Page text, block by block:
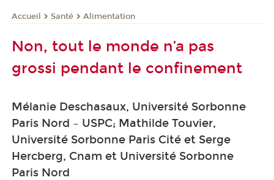
Accueil Santé Alimentation
Non, tout le monde n’a pas
grossi pendant le confinement
Mélanie Deschasaux, Université Sorbonne
Paris Nord – USPC; Mathilde Touvier,
Université Sorbonne Paris Cité et Serge
Hercberg, Cnam et Université Sorbonne
Paris Nord